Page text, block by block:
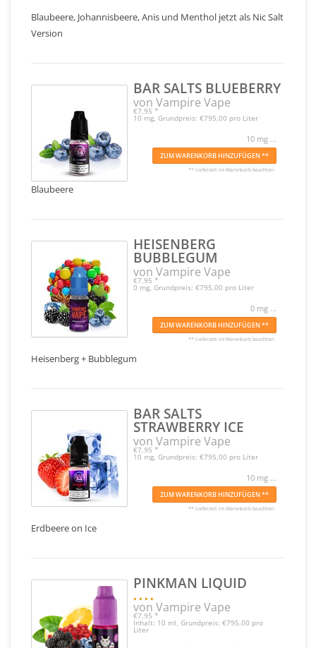
Blaubeere, Johannisbeere, Anis und Menthol jetzt als Nic Salt
Version
BAR SALTS BLUEBERRY
von Vampire Vape
€7,95 *
10 mg, Grundpreis: €795,00 pro Liter
10 mg ...
ZUM WARENKORB HINZUFÜGEN **
** Lieferzeit im Warenkorb beachten
Blaubeere
HEISENBERG
BUBBLEGUM
von Vampire Vape
€7,95 *
0 mg, Grundpreis: €795,00 pro Liter
0 mg ...
ZUM WARENKORB HINZUFÜGEN **
** Lieferzeit im Warenkorb beachten
Heisenberg + Bubblegum
BAR SALTS
STRAWBERRY ICE
von Vampire Vape
€7,95 *
10 mg, Grundpreis: €795,00 pro Liter
10 mg ...
ZUM WARENKORB HINZUFÜGEN **
** Lieferzeit im Warenkorb beachten
Erdbeere on Ice
PINKMAN LIQUID
von Vampire Vape
€7,95 *
Inhalt: 10 ml, Grundpreis: €795,00 pro
Liter